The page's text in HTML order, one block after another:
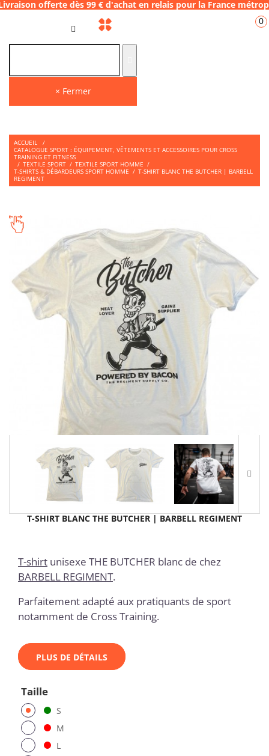
dès 99 € d'achat en relais pour la
× Fermer
0
ACCUEIL
/
CATALOGUE SPORT : ÉQUIPEMENT, VÊTEMENTS ET ACCESSOIRES POUR CROSS
TRAINING ET FITNESS
/ TEXTILE SPORT / TEXTILE SPORT HOMME /
T-SHIRTS & DÉBARDEURS SPORT HOMME / T-SHIRT BLANC THE BUTCHER | BARBELL
REGIMENT
T-SHIRT BLANC THE BUTCHER | BARBELL REGIMENT
T-shirt unisexe THE BUTCHER blanc de chez
BARBELL REGIMENT.
Parfaitement adapté aux pratiquants de sport
notamment de Cross Training.
PLUS DE DÉTAILS
Taille
S
M
L